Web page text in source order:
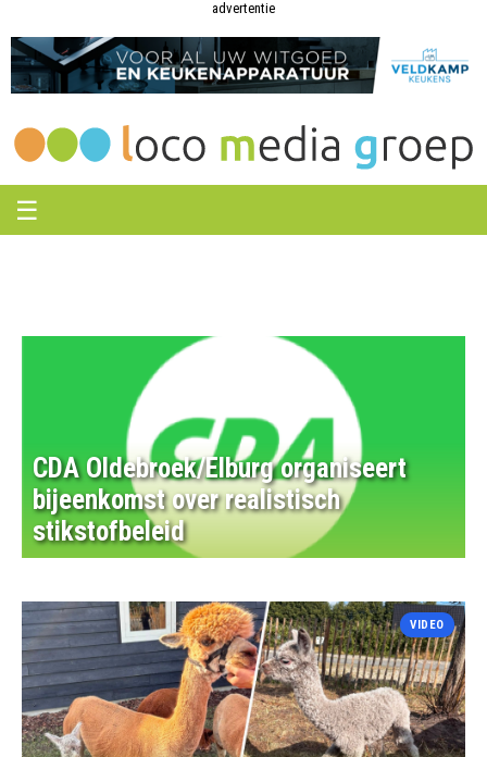
Groep
Groep
advertentie
☰
CDA Oldebroek/Elburg organiseert
bijeenkomst over realistisch
stikstofbeleid
VIDEO